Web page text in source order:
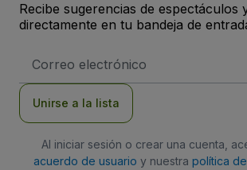
Recibe sugerencias de espectáculos
directamente en tu bandeja de
de
Unirse a la lista
Al iniciar sesión o crear una cuenta,
acuerdo de usuario y nuestra política